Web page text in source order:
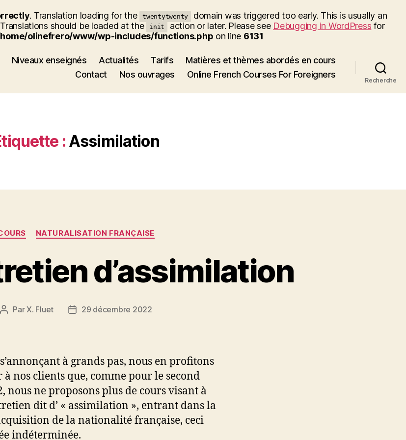
. Translation loading for the twentytwenty
domain was triggered too early. This is usually an
should be loaded at the
init action or later. Please see Debugging in WordPress for
olinefrero/www/wp-includes/functions.php on line 6131
Niveaux enseignés Actualités Tarifs
Matières et thèmes abordés en cours
Contact
Nos ouvrages Online French Courses For Foreigners
Recherche
: Assimilation
Catégories
NATURALISATION FRANÇAISE
d’assimilation
Auteur
ParX. Fluet
Date29 décembre 2022
à grands pas, nous en profitons
nos clients que, comme pour le second
nous ne proposons plus de cours visant à
dit d’ « assimilation », entrant dans la
de la nationalité française, ceci
indéterminée.